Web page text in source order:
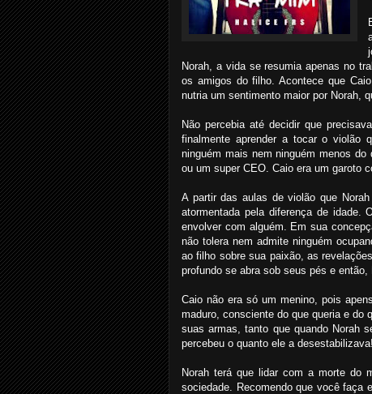
Norah, a vida se resumia apenas no
os amigos do filho. Acontece que
nutria um sentimento maior por Norah,
Não percebia até decidir que
finalmente aprender a tocar o violão
ninguém mais nem ninguém menos
ou um super CEO. Caio era um garoto
A partir das aulas de violão que
atormentada pela diferença de
envolver com alguém. Em sua
não tolera nem admite ninguém
ao filho sobre sua paixão, as
profundo se abra sob seus pés e
Caio não era só um menino, pois
maduro, consciente do que queria e do
suas armas, tanto que quando Norah
percebeu o quanto ele a desestabilizava!
Norah terá que lidar com a morte do
sociedade. Recomendo que você faça